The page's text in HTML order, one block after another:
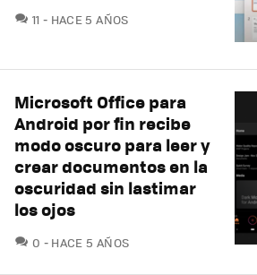
11 COMENTARIOS
HACE 5 AÑOS
Microsoft Office para
Android por fin recibe
modo oscuro para leer y
crear documentos en la
oscuridad sin lastimar
los ojos
0 COMENTARIOS
HACE 5 AÑOS